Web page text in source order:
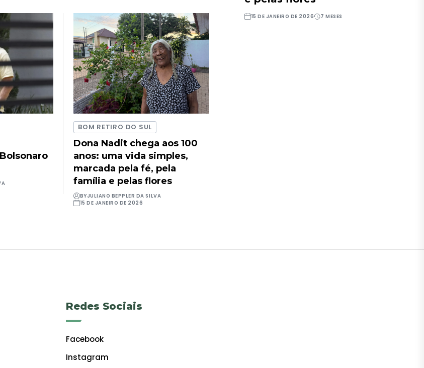
BOM RETIRO DO SUL
Dona Nadit chega aos 100
anos: uma vida simples,
marcada pela fé, pela
família e pelas flores
BYJULIANO BEPPLER DA SILVA
15 DE JANEIRO DE 2026
15 DE JANEIRO DE 2026 7 MESES
Redes Sociais
Facebook
Instagram